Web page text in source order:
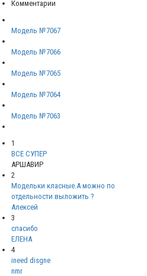
Комментарии
Модель №7067
Модель №7066
Модель №7065
Модель №7064
Модель №7063
1
ВСЕ СУПЕР
АРШАВИР
2
Модельки класные.А можно по
отдельности выложить ?
Алексей
3
спасибо
ЕЛЕНА
4
ineed disgne
nmr